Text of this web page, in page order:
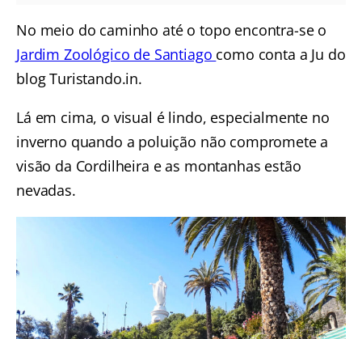
No meio do caminho até o topo encontra-se o
Jardim Zoológico de Santiago como conta a Ju do
blog Turistando.in.
Lá em cima, o visual é lindo, especialmente no
inverno quando a poluição não compromete a
visão da Cordilheira e as montanhas estão
nevadas.